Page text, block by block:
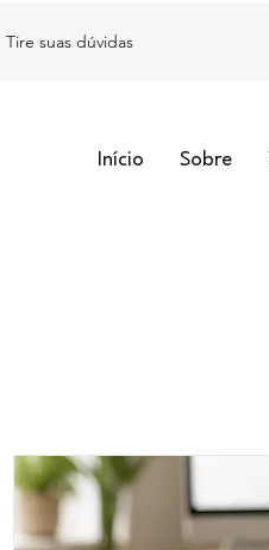
Tire suas dúvidas
Início Sobre